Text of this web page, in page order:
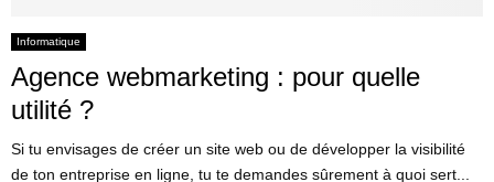
Informatique
Agence webmarketing : pour quelle
utilité ?
Si tu envisages de créer un site web ou de développer la visibilité
de ton entreprise en ligne, tu te demandes sûrement à quoi sert...